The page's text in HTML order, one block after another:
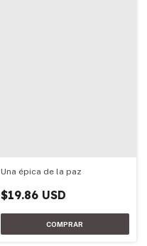
Una épica de la paz
$19.86 USD